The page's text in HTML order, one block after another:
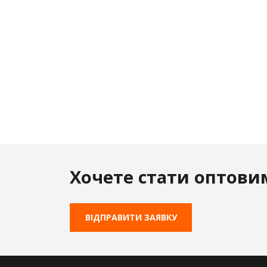
Хочете стати
ВІДПРАВИТИ ЗАЯВКУ